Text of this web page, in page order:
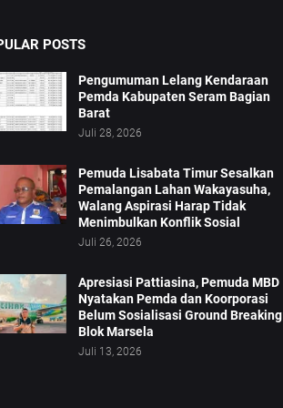
POSTS
Pengumuman Lelang Kendaraan
Pemda Kabupaten Seram Bagian
Barat
Juli 28, 2026
Pemuda Lisabata Timur Sesalkan
Pemalangan Lahan Wakayasuha,
Walang Aspirasi Harap Tidak
Menimbulkan Konflik Sosial
Juli 26, 2026
Apresiasi Pattiasina, Pemuda MBD
Nyatakan Pemda dan Koorporasi
Belum Sosialisasi Ground Breaking
Blok Marsela
Juli 13, 2026